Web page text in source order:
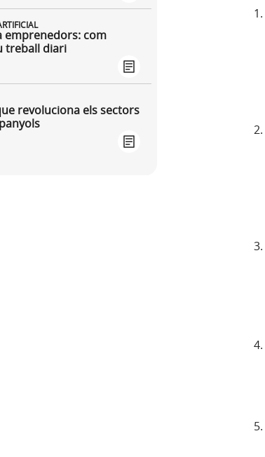
emprenedors: com
treball diari
revoluciona els sectors